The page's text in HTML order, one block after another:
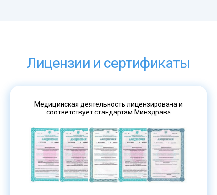
Лицензии и сертификаты
Медицинская деятельность лицензирована и
соответствует стандартам Минздрава